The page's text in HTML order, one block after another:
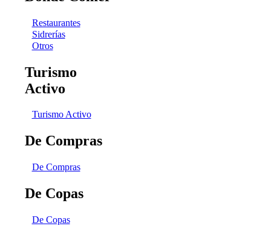
Restaurantes
Sidrerías
Otros
Turismo
Activo
Turismo Activo
De Compras
De Compras
De Copas
De Copas